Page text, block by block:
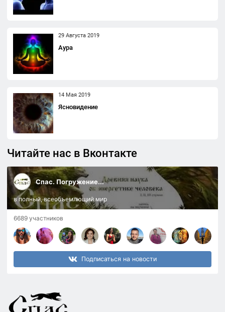
29 Августа 2019
Аура
14 Мая 2019
Ясновидение
Читайте нас в Вконтакте
Спас. Погружение...
в полный, всеобъемлющий мир
6689 участников
Подписаться на новости